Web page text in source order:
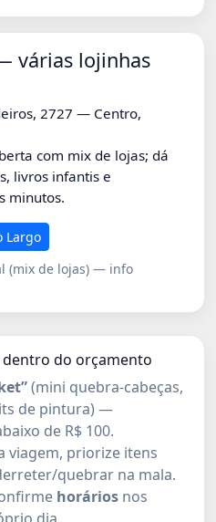
várias lojinhas
2727 — Centro,
com mix de lojas; dá
livros infantis e
minutos.
Largo
(mix de lojas) — info
do orçamento
(mini quebra-cabeças,
de pintura) —
de R$ 100.
viagem, priorize itens
quebrar na mala.
horáriosnos